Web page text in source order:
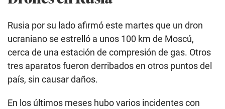
Rusia por su lado afirmó este martes que un dron
ucraniano se estrelló a unos 100 km de Moscú,
cerca de una estación de compresión de gas. Otros
tres aparatos fueron derribados en otros puntos del
país, sin causar daños.
En los últimos meses hubo varios incidentes con